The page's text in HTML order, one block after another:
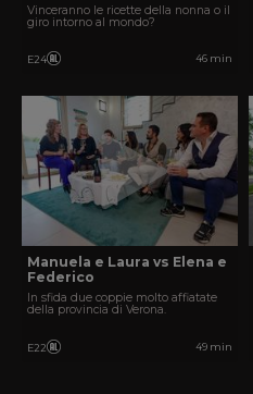
Vinceranno le ricette della nonna o il
giro intorno al mondo?
E24 46 min
Manuela e Laura vs Elena e
Federico
In sfida due coppie molto affiatate
della provincia di Verona.
E22 49 min